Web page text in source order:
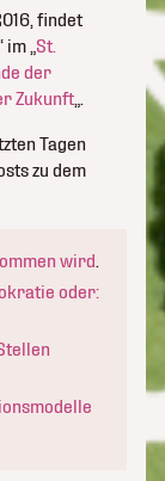
findet
„ St.
der
Zukunft„.
Tagen
zu dem
wird.
oder: